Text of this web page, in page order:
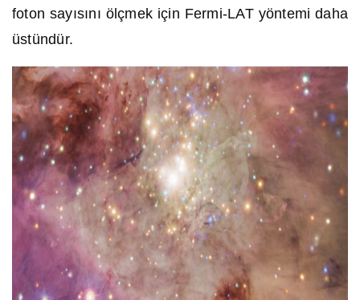
foton sayısını ölçmek için Fermi-LAT yöntemi daha
üstündür.